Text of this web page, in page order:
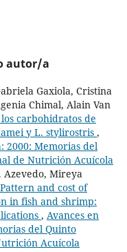
autor/a
Gaxiola, Cristina
Chimal, Alain Van
carbohidratos de
y L. stylirostris ,
2000: Memorias del
de Nutrición Acuícola
Azevedo, Mireya
Pattern and cost of
in fish and shrimp:
, Avances en
del Quinto
Acuícola